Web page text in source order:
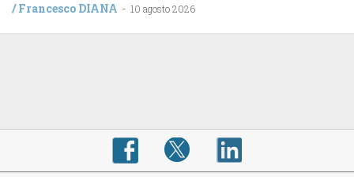
/Francesco DIANA - 10 agosto 2026